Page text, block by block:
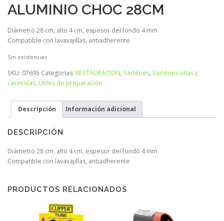
ALUMINIO CHOC 28CM
Diámetro 28 cm, alto 4 cm, espesor del fondo 4 mm
Compatible con lavavajillas, antiadherente
Sin existencias
SKU: 07695 Categorías: RESTAURACIÓN, Sarténes, Sarténes ollas y
cacerolas, Útiles de preparación
Descripción Información adicional
DESCRIPCIÓN
Diámetro 28 cm, alto 4 cm, espesor del fondo 4 mm
Compatible con lavavajillas, antiadherente
PRODUCTOS RELACIONADOS